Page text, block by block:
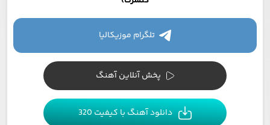
تلگرام موزیکالیا
پخش آنلاین آهنگ
دانلود آهنگ با کیفیت 320